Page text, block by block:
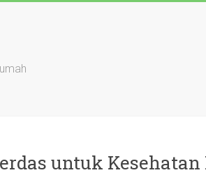
untuk